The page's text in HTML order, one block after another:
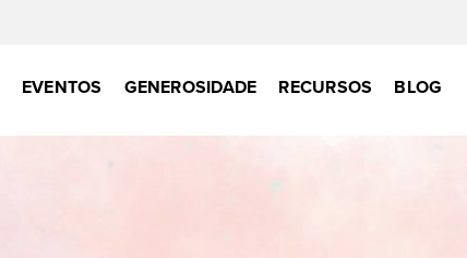
EVENTOS GENEROSIDADE RECURSOS BLOG